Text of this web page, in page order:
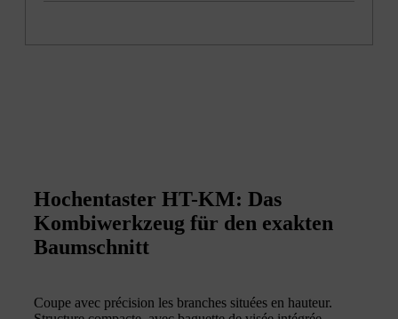
Hochentaster HT-KM: Das
Kombiwerkzeug für den exakten
Baumschnitt
Coupe avec précision les branches situées en hauteur.